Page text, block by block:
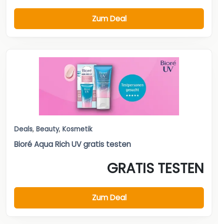
Zum Deal
Deals, Beauty, Kosmetik
Bioré Aqua Rich UV gratis testen
GRATIS TESTEN
Zum Deal